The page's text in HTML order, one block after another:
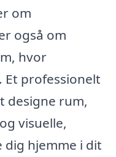
om
også om
hvor
Et professionelt
designe rum,
visuelle,
dig hjemme i dit